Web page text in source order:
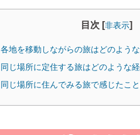
目次 [非表示]
各地を移動しながらの旅はどのよう
同じ場所に定住する旅はどのような
同じ場所に住んでみる旅で感じたこ